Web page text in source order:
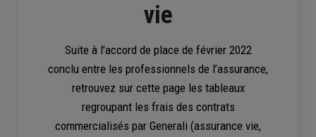
vie
Suite à l’accord de place de février 2022
conclu entre les professionnels de l’assurance,
retrouvez sur cette page les tableaux
regroupant les frais des contrats
commercialisés par Generali (assurance vie,